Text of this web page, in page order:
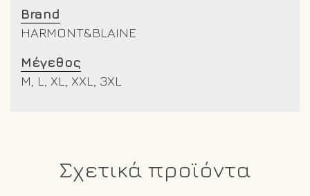
Brand
HARMONT&BLAINE
Μέγεθος
M, L, XL, XXL, 3XL
Σχετικά προϊόντα